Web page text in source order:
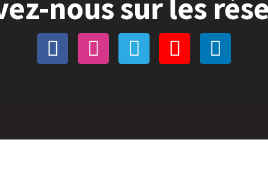
nous sur les